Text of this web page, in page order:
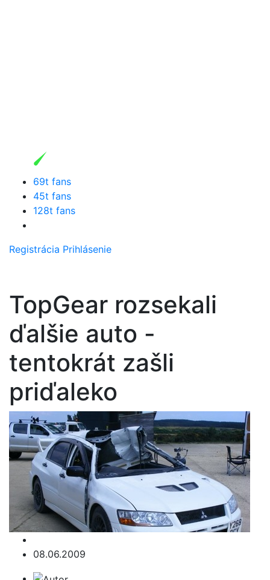
69t fans
45t fans
128t fans
Registrácia Prihlásenie
TopGear rozsekali
ďalšie auto -
tentokrát zašli
priďaleko
08.06.2009